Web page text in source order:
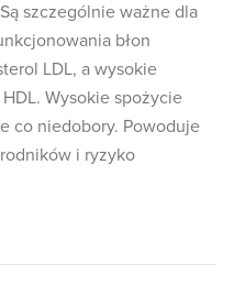
szczególnie ważne dla
błon
LDL, a wysokie
Wysokie spożycie
co niedobory. Powoduje
i ryzyko